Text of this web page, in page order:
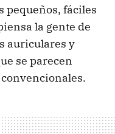
pequeños, fáciles
la gente de
auriculares y
se parecen